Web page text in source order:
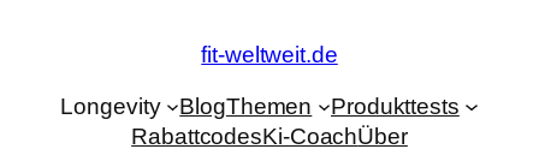
fit-weltweit.de
Longevity BlogThemen
Produkttests
RabattcodesKi-CoachÜber